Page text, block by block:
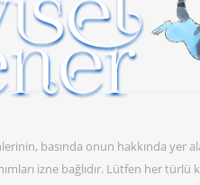
basında onun hakkında
izne bağlıdır. Lütfen her